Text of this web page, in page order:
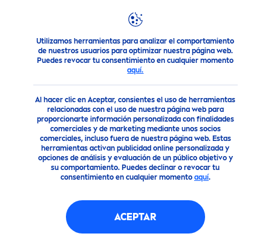
Utilizamos herramientas para analizar el comportamiento
de nuestros usuarios para optimizar nuestra página web.
Puedes revocar tu consentimiento en cualquier momento
aquí.
Al hacer clic en Aceptar, consientes el uso de herramientas
relacionadas con el uso de nuestra página web para
proporcionarte información personalizada con finalidades
comerciales y de marketing mediante unos socios
comerciales, incluso fuera de nuestra página web. Estas
herramientas activan publicidad online personalizada y
opciones de análisis y evaluación de un público objetivo y
su comportamiento. Puedes declinar o revocar tu
consentimiento en cualquier momento aquí.
ACEPTAR
Productos Cuidado Corporal Cuidado Corporal
CREMA CORPORAL
REGENERACIÓN INTENSIVA
TARRO (400ML)